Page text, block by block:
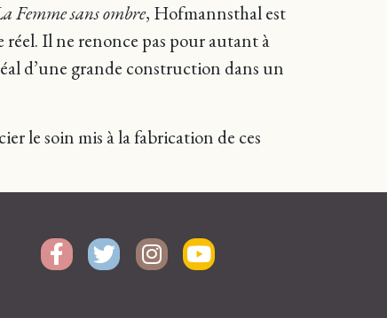
Femme sans ombre, Hofmannsthal est
réel. Il ne renonce pas pour autant à
d’une grande construction dans un
le soin mis à la fabrication de ces